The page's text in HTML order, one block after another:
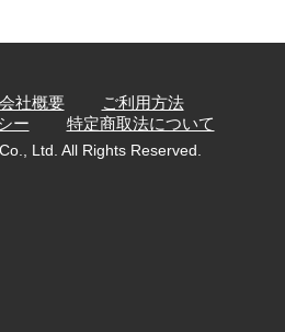
会社概要
ご利用方法
ー
特定商取法について
Ltd. All Rights Reserved.